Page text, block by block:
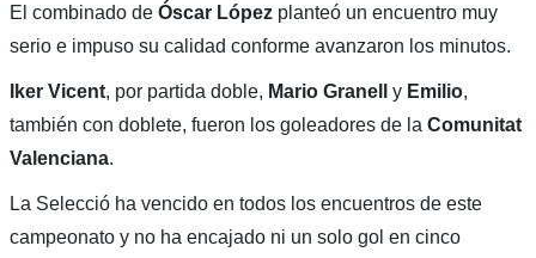
El combinado de Óscar Lópezplanteó un encuentro muy
serio e impuso su calidad conforme avanzaron los minutos.
Iker Vicent, por partida doble, Mario Granell y Emilio,
también con doblete, fueron los goleadores de la Comunitat
Valenciana.
La Selecció ha vencido en todos los encuentros de este
campeonato y no ha encajado ni un solo gol en cinco